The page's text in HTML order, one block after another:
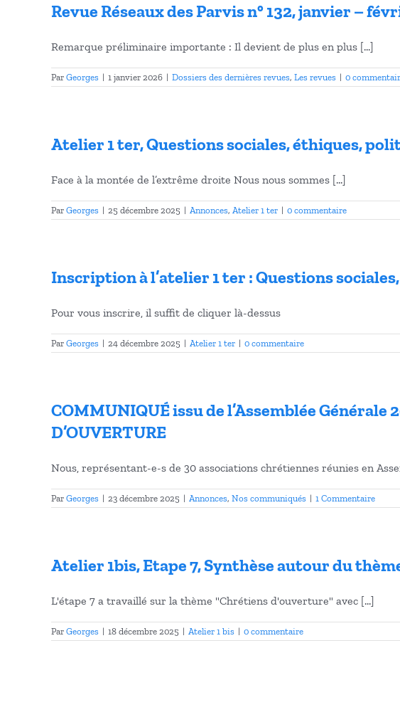
Revue Réseaux des Parvis n° 132, janvier –
Remarque préliminaire importante : Il devient de plus en plus [...]
Par Georges | 1 janvier 2026 | Dossiers des dernières revues, Les revues | 0
Atelier 1 ter, Questions sociales, éthiques,
Face à la montée de l’extrême droite Nous nous sommes [...]
Par Georges | 25 décembre 2025 | Annonces, Atelier 1 ter | 0 commentaire
Inscription à l’atelier 1 ter : Questions
Pour vous inscrire, il suffit de cliquer là-dessus
Par Georges | 24 décembre 2025 | Atelier 1 ter | 0 commentaire
COMMUNIQUÉ issu de l’Assemblée Générale
D’OUVERTURE
Nous, représentant-e-s de 30 associations chrétiennes réunies en
Par Georges | 23 décembre 2025 | Annonces, Nos communiqués | 1 Commentaire
Atelier 1bis, Etape 7, Synthèse autour du
L'étape 7 a travaillé sur la thème "Chrétiens d'ouverture" avec [...]
Par Georges | 18 décembre 2025 | Atelier 1 bis | 0 commentaire